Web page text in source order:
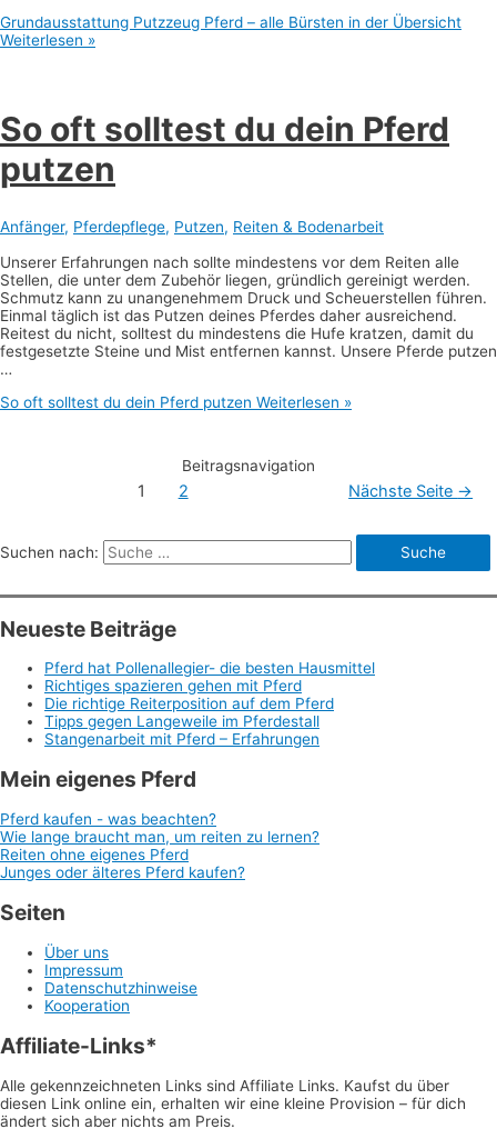
Grundausstattung Putzzeug Pferd – alle Bürsten in der Übersicht
Weiterlesen »
So oft solltest du dein Pferd
putzen
Anfänger, Pferdepflege, Putzen, Reiten & Bodenarbeit
Unserer Erfahrungen nach sollte mindestens vor dem Reiten alle
Stellen, die unter dem Zubehör liegen, gründlich gereinigt werden.
Schmutz kann zu unangenehmem Druck und Scheuerstellen führen.
Einmal täglich ist das Putzen deines Pferdes daher ausreichend.
Reitest du nicht, solltest du mindestens die Hufe kratzen, damit du
festgesetzte Steine und Mist entfernen kannst. Unsere Pferde putzen
…
So oft solltest du dein Pferd putzen Weiterlesen »
Beitragsnavigation
1 2 Nächste Seite →
Suchen nach:
Neueste Beiträge
Pferd hat Pollenallegier- die besten Hausmittel
Richtiges spazieren gehen mit Pferd
Die richtige Reiterposition auf dem Pferd
Tipps gegen Langeweile im Pferdestall
Stangenarbeit mit Pferd – Erfahrungen
Mein eigenes Pferd
Pferd kaufen - was beachten?
Wie lange braucht man, um reiten zu lernen?
Reiten ohne eigenes Pferd
Junges oder älteres Pferd kaufen?
Seiten
Über uns
Impressum
Datenschutzhinweise
Kooperation
Affiliate-Links*
Alle gekennzeichneten Links sind Affiliate Links. Kaufst du über
diesen Link online ein, erhalten wir eine kleine Provision – für dich
ändert sich aber nichts am Preis.